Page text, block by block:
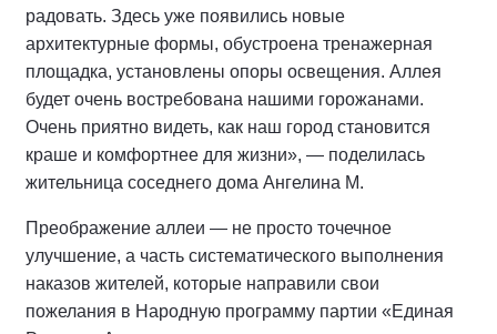
радовать. Здесь уже появились новые
архитектурные формы, обустроена тренажерная
площадка, установлены опоры освещения. Аллея
будет очень востребована нашими горожанами.
Очень приятно видеть, как наш город становится
краше и комфортнее для жизни», — поделилась
жительница соседнего дома Ангелина М.
Преображение аллеи — не просто точечное
улучшение, а часть систематического выполнения
наказов жителей, которые направили свои
пожелания в Народную программу партии «Единая